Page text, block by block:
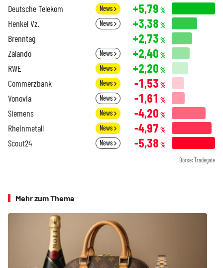
Deutsche Telekom News +5,79 %
Henkel Vz. News +3,38 %
Brenntag +2,73 %
Zalando News +2,40 %
RWE News +2,20 %
Commerzbank News -1,53 %
Vonovia News -1,61 %
Siemens News -4,20 %
Rheinmetall News -4,97 %
Scout24 News -5,38 %
Börse: Tradegate
Mehr zum Thema